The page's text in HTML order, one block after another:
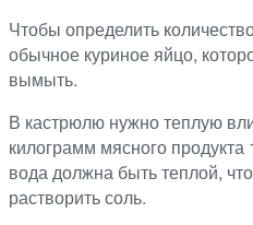
Чтобы определить
обычное куриное яйцо,
вымыть.
В кастрюлю нужно теплую
килограмм мясного
вода должна быть теплой,
растворить соль.